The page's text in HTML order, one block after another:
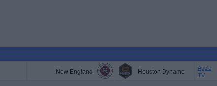
New England Houston Dynamo
Apple
TV